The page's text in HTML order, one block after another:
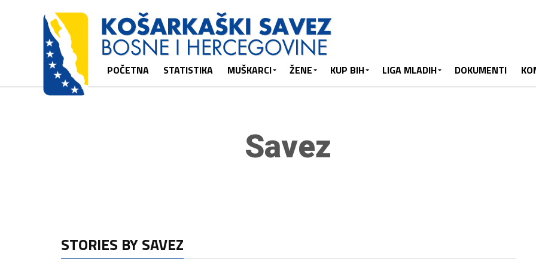
POČETNA STATISTIKA MUŠKARCI ŽENE KUP BIH LIGA MLADIH DOKUMENTI
Savez
STORIES BY SAVEZ